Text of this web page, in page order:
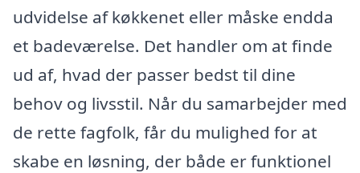
udvidelse af køkkenet eller måske endda
et badeværelse. Det handler om at finde
ud af, hvad der passer bedst til dine
behov og livsstil. Når du samarbejder med
de rette fagfolk, får du mulighed for at
skabe en løsning, der både er funktionel